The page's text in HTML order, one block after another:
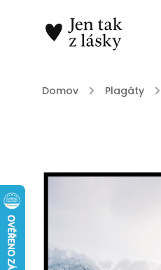
Domov / Plagáty /